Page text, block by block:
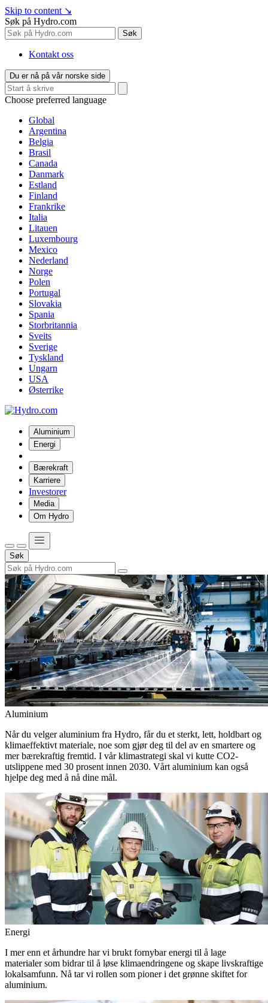
Skip to content ↘
Søk på Hydro.com
Søk
Kontakt oss
Du er nå på vår norske side
Choose preferred language
Global
Argentina
Belgia
Brasil
Canada
Danmark
Estland
Finland
Frankrike
Italia
Litauen
Luxembourg
Mexico
Nederland
Norge
Polen
Portugal
Slovakia
Spania
Storbritannia
Sveits
Sverige
Tyskland
Ungarn
USA
Østerrike
Aluminium
Energi
Bærekraft
Karriere
Investorer
Media
Om Hydro
Søk
Aluminium
Når du velger aluminium fra Hydro, får du et sterkt, lett, holdbart og
klimaeffektivt materiale, noe som gjør deg til del av en smartere og
mer bærekraftig fremtid. I vår klimastrategi skal vi kutte CO2-
utslippene med 30 prosent innen 2030. Vårt aluminium kan også
hjelpe deg med å nå dine mål.
Energi
I mer enn et århundre har vi brukt fornybar energi til å lage
materialer som bidrar til å løse klimaendringene og skape livskraftige
lokalsamfunn. Nå tar vi rollen som pioner i det grønne skiftet for
aluminium.